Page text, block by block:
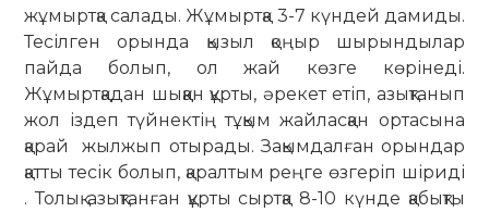
жұмыртқа салады. Жұмыртқа 3-7 күндей дамиды.
Тесілген орында қызыл қоңыр шырындылар
пайда болып, ол жай көзге көрінеді.
Жұмыртқадан шыққан құрты, әрекет етіп, азықтанып
жол іздеп түйнектің тұқым жайласқан ортасына
қарай жылжып отырады. Зақымдалған орындар
қатты тесік болып, қаралтым реңге өзгеріп шіриді
. Толық азықтанған құрты сыртқа 8-10 күнде қабықты